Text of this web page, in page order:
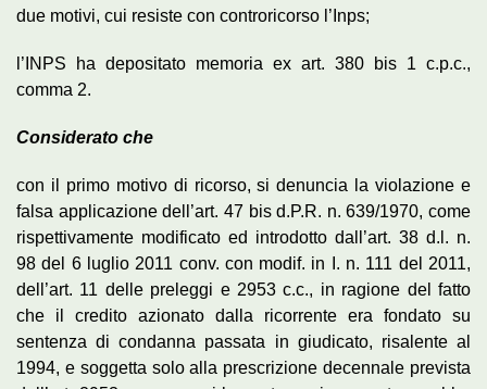
due motivi, cui resiste con controricorso l’Inps;
l’INPS ha depositato memoria ex art. 380 bis 1 c.p.c.,
comma 2.
Considerato che
con il primo motivo di ricorso, si denuncia la violazione e
falsa applicazione dell’art. 47 bis d.P.R. n. 639/1970, come
rispettivamente modificato ed introdotto dall’art. 38 d.l. n.
98 del 6 luglio 2011 conv. con modif. in I. n. 111 del 2011,
dell’art. 11 delle preleggi e 2953 c.c., in ragione del fatto
che il credito azionato dalla ricorrente era fondato su
sentenza di condanna passata in giudicato, risalente al
1994, e soggetta solo alla prescrizione decennale prevista